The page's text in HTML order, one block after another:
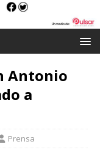
Antonio
a
Prensa